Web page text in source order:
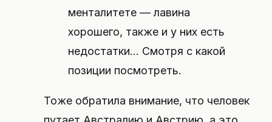
менталитете — лавина
хорошего, также и у них есть
недостатки… Смотря с какой
позиции посмотреть.
Тоже обратила внимание, что человек